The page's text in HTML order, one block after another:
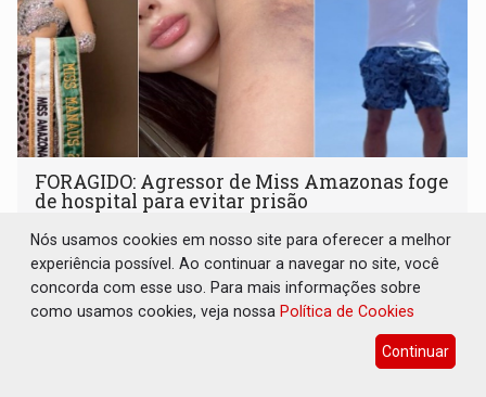
FORAGIDO: Agressor de Miss Amazonas foge
de hospital para evitar prisão
Geral 14 de Maio de 2025 às 14:52
O ex-namorado de Mariana Barroso, identificado apenas
como Henrique, é considerado foragido da Justiça
Nós usamos cookies em nosso site para oferecer a melhor
experiência possível. Ao continuar a navegar no site, você
concorda com esse uso. Para mais informações sobre
como usamos cookies, veja nossa Política de Cookies
Continuar